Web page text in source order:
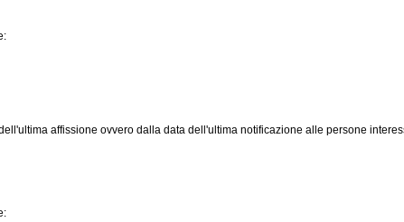
affissione ovvero dalla data dell'ultima notificazione alle persone